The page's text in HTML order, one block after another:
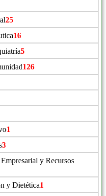
25
16
5
126
1
3
y Recursos
y Dietética1